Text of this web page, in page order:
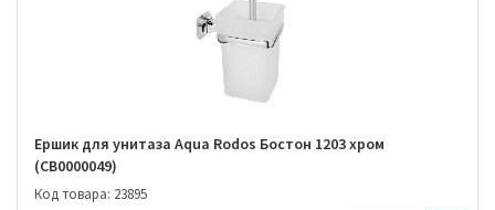
Ершик для унитаза Aqua Rodos Бостон 1203 хром
(CB0000049)
Код товара: 23895